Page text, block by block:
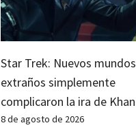
Star Trek: Nuevos mundos
extraños simplemente
complicaron la ira de Khan
8 de agosto de 2026